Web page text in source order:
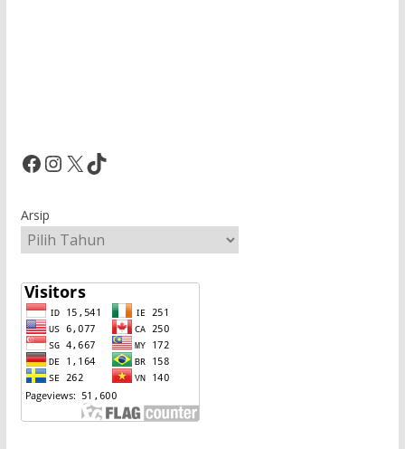
Facebook InstagramX TikTok
Arsip